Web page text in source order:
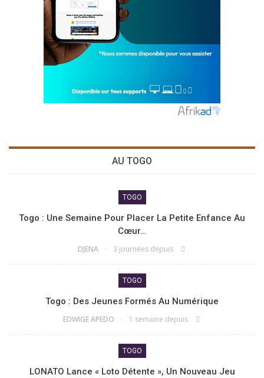
AU TOGO
TOGO
Togo : Une Semaine Pour Placer La Petite Enfance Au
Cœur…
DJENA 3 journées depuis
TOGO
Togo : Des Jeunes Formés Au Numérique
EDWIGE APEDO 1 semaine depuis
TOGO
LONATO Lance « Loto Détente », Un Nouveau Jeu